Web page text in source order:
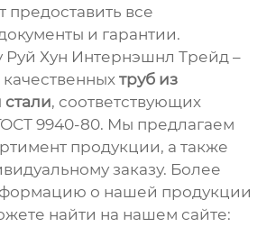
все
и гарантии.
Хун Интернэшнл Трейд –
труб из
, соответствующих
9940-80. Мы предлагаем
продукции, а также
заказу. Более
о нашей продукции
найти на нашем сайте: